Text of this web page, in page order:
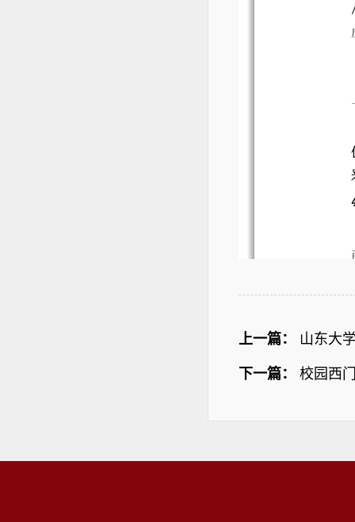
上一篇： 山东大
下一篇： 校园西